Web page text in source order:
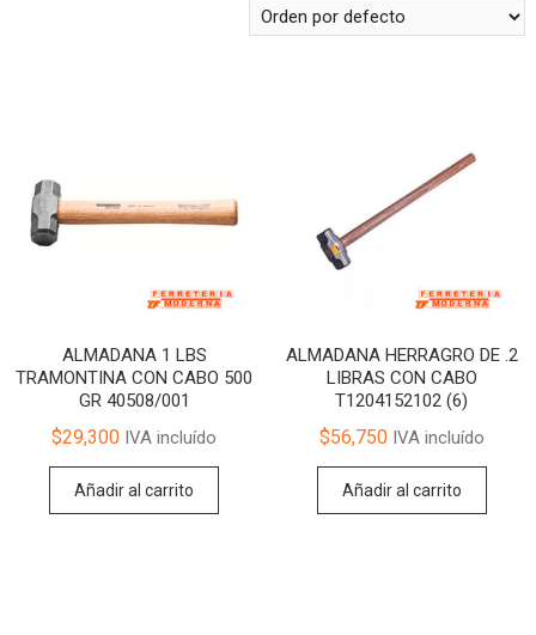
ALMADANA 1 LBS
TRAMONTINA CON CABO 500
GR 40508/001
$29,300 IVA incluído
Añadir al carrito
ALMADANA HERRAGRO DE .2
LIBRAS CON CABO
T1204152102 (6)
$56,750IVA incluído
Añadir al carrito